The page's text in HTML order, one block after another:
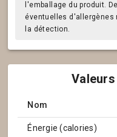
l'emballage du produit.
éventuelles d'allergènes
la détection.
Nom
Énergie (calories)